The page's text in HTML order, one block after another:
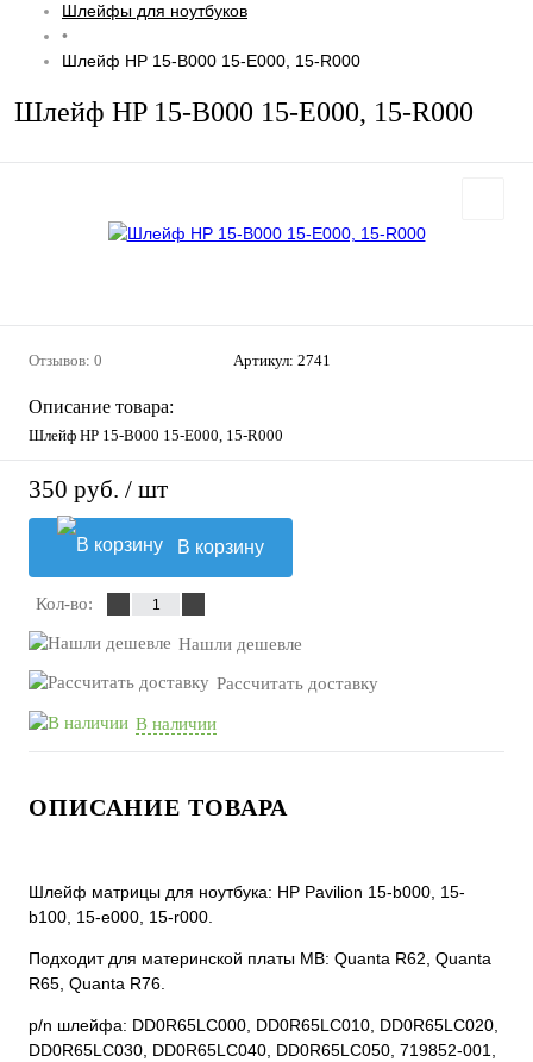
Шлейфы для ноутбуков
•
Шлейф HP 15-B000 15-E000, 15-R000
Шлейф HP 15-B000 15-E000, 15-R000
Отзывов: 0 Артикул: 2741
Описание товара:
Шлейф HP 15-B000 15-E000, 15-R000
350 руб. / шт
В корзину
Кол-во:
Нашли дешевле
Рассчитать доставку
В наличии
ОПИСАНИЕ ТОВАРА
Шлейф матрицы для ноутбука: HP Pavilion 15-b000, 15-
b100, 15-e000, 15-r000.
Подходит для материнской платы MB: Quanta R62, Quanta
R65, Quanta R76.
p/n шлейфа: DD0R65LC000, DD0R65LC010, DD0R65LC020,
DD0R65LC030, DD0R65LC040, DD0R65LC050, 719852-001,